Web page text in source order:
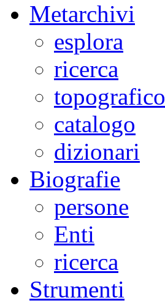
Metarchivi
esplora
ricerca
topografico
catalogo
dizionari
Biografie
persone
Enti
ricerca
Strumenti